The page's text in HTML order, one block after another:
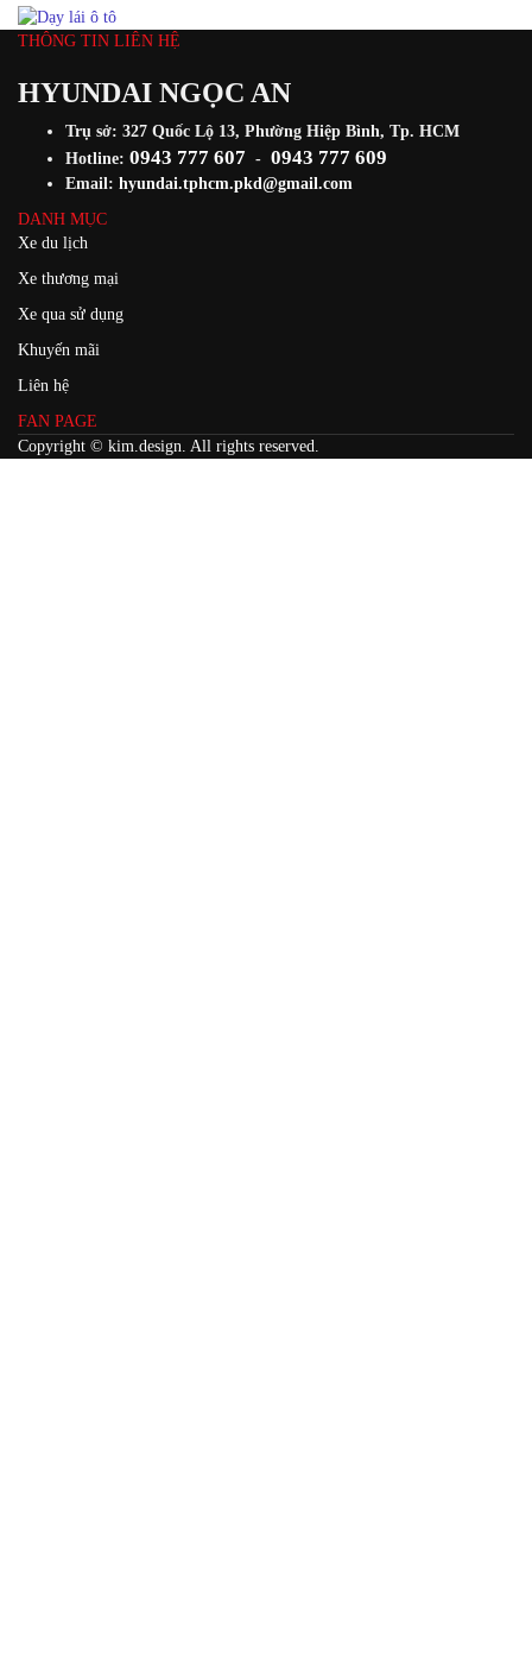
THÔNG TIN LIÊN HỆ
HYUNDAI NGỌC AN
Trụ sở: 327 Quốc Lộ 13, Phường Hiệp Bình, Tp. HCM
Hotline: 0943 777 607 - 0943 777 609
Email: hyundai.tphcm.pkd@gmail.com
DANH MỤC
Xe du lịch
Xe thương mại
Xe qua sử dụng
Khuyến mãi
Liên hệ
FAN PAGE
Copyright © kim.design . All rights reserved.